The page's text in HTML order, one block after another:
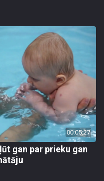
00:05:27
gan par prieku gan